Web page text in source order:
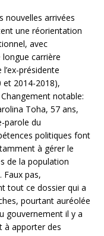
nouvelles arrivées
une réorientation
avec
longue carrière
présidente
et 2014-2018),
notable:
Toha, 57 ans,
parole du
politiques font
à gérer le
de la population
Faux pas,
tout ce dossier qui a
pourtant auréolée
gouvernement il y a
à apporter des